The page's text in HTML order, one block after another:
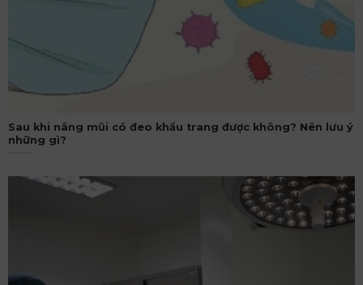
Sau khi nâng mũi có đeo khẩu trang được không? Nên lưu ý
những gì?